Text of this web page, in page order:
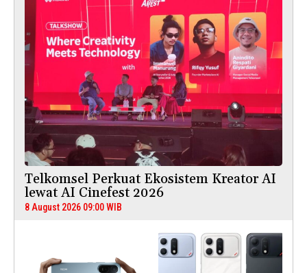
Telkomsel Perkuat Ekosistem Kreator AI
lewat AI Cinefest 2026
8 August 2026 09:00 WIB